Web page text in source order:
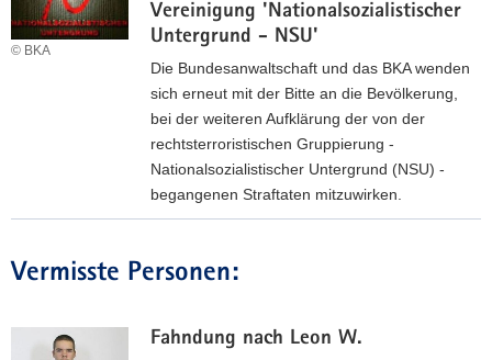
g
o
­
g
n
i
t
Vereinigung 'Nationalsozialistischer
Untergrund - NSU'
© BKA
Die Bundesanwaltschaft und das BKA wenden
sich erneut mit der Bitte an die Bevölkerung,
bei der weiteren Aufklärung der von der
rechtsterroristischen Gruppierung -
Nationalsozialistischer Untergrund (NSU) -
begangenen Straftaten mitzuwirken.
U
E
Vermisste Personen:
Fahndung nach Leon W.